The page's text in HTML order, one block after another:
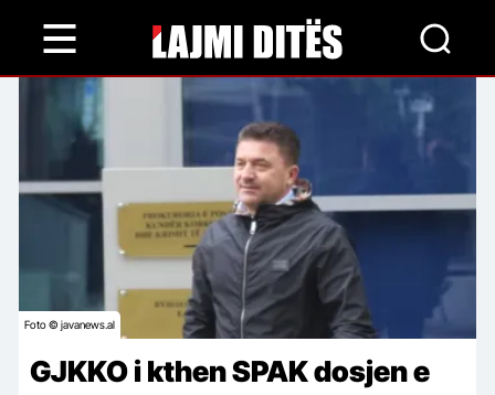
content
Foto © javanews.al
GJKKO i kthen SPAK dosjen e